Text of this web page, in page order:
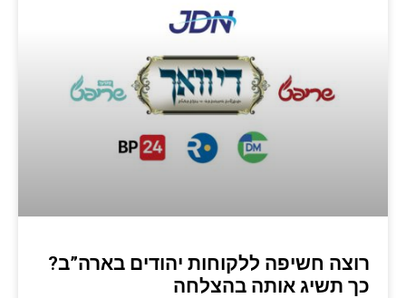
רוצה חשיפה ללקוחות יהודים בארה”ב?
כך תשיג אותה בהצלחה